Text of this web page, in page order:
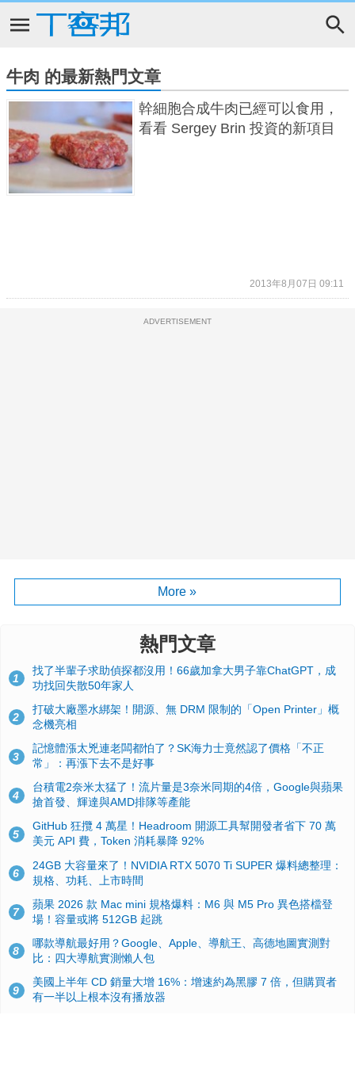
牛肉 的最新熱門文章
幹細胞合成牛肉已經可以食用，
看看 Sergey Brin 投資的新項目
2013年8月07日 09:11
ADVERTISEMENT
More »
熱門文章
1
找了半輩子求助偵探都沒用！66歲加拿大男子靠ChatGPT，成
功找回失散50年家人
2
打破大廠墨水綁架！開源、無 DRM 限制的「Open Printer」概
念機亮相
3
記憶體漲太兇連老闆都怕了？SK海力士竟然認了價格「不正
常」：再漲下去不是好事
4
台積電2奈米太猛了！流片量是3奈米同期的4倍，Google與蘋果
搶首發、輝達與AMD排隊等產能
5
GitHub 狂攬 4 萬星！Headroom 開源工具幫開發者省下 70 萬
美元 API 費，Token 消耗暴降 92%
6
24GB 大容量來了！NVIDIA RTX 5070 Ti SUPER 爆料總整理：
規格、功耗、上市時間
7
蘋果 2026 款 Mac mini 規格爆料：M6 與 M5 Pro 異色搭檔登
場！容量或將 512GB 起跳
8
哪款導航最好用？Google、Apple、導航王、高德地圖實測對
比：四大導航實測懶人包
9
美國上半年 CD 銷量大增 16%：增速約為黑膠 7 倍，但購買者
有一半以上根本沒有播放器